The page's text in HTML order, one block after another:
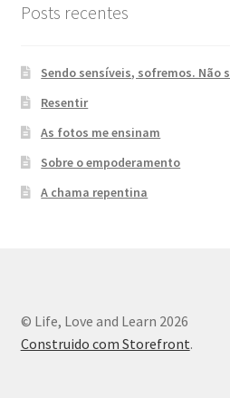
Posts recentes
Sendo sensíveis, sofremos. Não
Resentir
As fotos me ensinam
Sobre o empoderamento
A chama repentina
© Life, Love and Learn 2026
Construido com Storefront.